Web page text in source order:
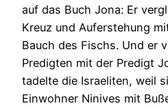
auf das Buch Jona: Er
Kreuz und Auferstehung
Bauch des Fischs. Und er
Predigten mit der Predigt
tadelte die Israeliten, weil
Einwohner Ninives mit